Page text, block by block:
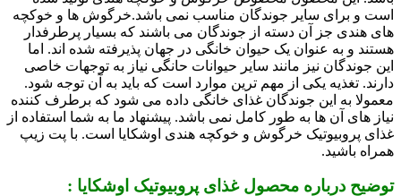
است و برای سایر جوندگان مناسب نمی باشد.خرگوش ها و خوکچه
های هندی جز آن دسته از جوندگان می باشند که بسیار پرطرفدار
هستند و به عنوان یک حیوان خانگی در جهان پذیرفته شده اند. اما
این جوندگان نیز مانند سایر حیوانات حانگی نیاز به توجهات خاصی
دارند. تغذیه یکی از مهم ترین موارد است که باید به آن توجه شود.
معمولا به این جوندگان غذای خانگی داده می شود که برطرف کننده
نیاز های آن ها به طور کامل نمی باشد. پیشنهاد ما به شما استفاده از
غذای پروبیوتیک خرگوش و خوکچه هندی اوشکایا است. با پت زیپ
همراه باشید.
توضیح درباره محصول غذای پروبیوتیک اوشکایا :